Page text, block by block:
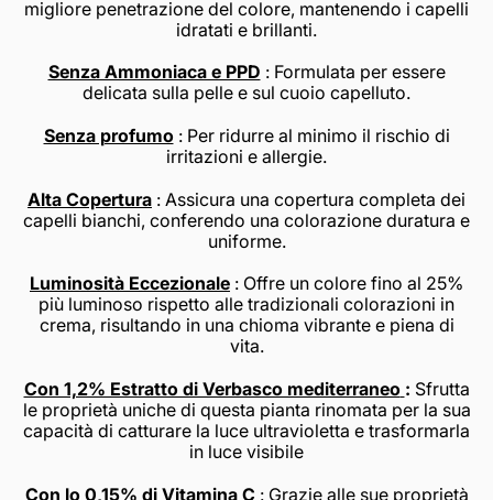
migliore penetrazione del colore, mantenendo i capelli
idratati e brillanti.
Senza Ammoniaca e PPD : Formulata per essere
delicata sulla pelle e sul cuoio capelluto.
Senza profumo: Per ridurre al minimo il rischio di
irritazioni e allergie.
Alta Copertura : Assicura una copertura completa dei
capelli bianchi, conferendo una colorazione duratura e
uniforme.
Luminosità Eccezionale : Offre un colore fino al 25%
più luminoso rispetto alle tradizionali colorazioni in
crema, risultando in una chioma vibrante e piena di
vita.
Con 1,2% Estratto di Verbasco mediterraneo : Sfrutta
le proprietà uniche di questa pianta rinomata per la sua
capacità di catturare la luce ultravioletta e trasformarla
in luce visibile
Con lo 0,15% di Vitamina C : Grazie alle sue proprietà